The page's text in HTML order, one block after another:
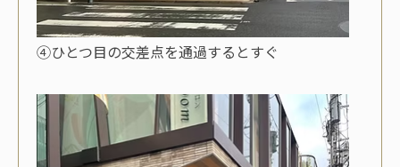
④ひとつ目の交差点を通過するとすぐ